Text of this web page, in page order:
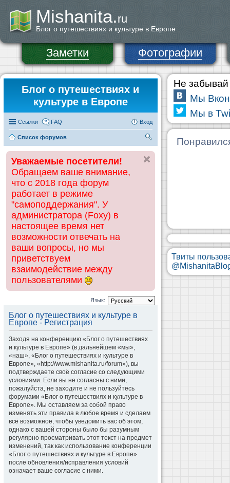
Mishanita.ru
Блог о путешествиях и культуре в Европе
Заметки Фотографии
Блог о путешествиях и
культуре в Европе
Ссылки FAQ Вход
Список форумов
ск
Уважаемые посетители!
Обращаем ваше внимание,
что с 2018 года форум
работает в режиме
"самоподдержания". У
администратора (Foxy) в
настоящее время нет
возможности отвечать на
ваши вопросы, но мы
приветствуем
взаимодействие между
пользователями
Язык:
Блог о путешествиях и культуре в
Европе - Регистрация
Заходя на конференцию «Блог о путешествиях
и культуре в Европе» (в дальнейшем «мы»,
«наш», «Блог о путешествиях и культуре в
Европе», «http://www.mishanita.ru/forum»), вы
подтверждаете своё согласие со следующими
условиями. Если вы не согласны с ними,
пожалуйста, не заходите и не пользуйтесь
форумами «Блог о путешествиях и культуре в
Европе». Мы оставляем за собой право
изменять эти правила в любое время и сделаем
всё возможное, чтобы уведомить вас об этом,
однако с вашей стороны было бы разумным
регулярно просматривать этот текст на предмет
изменений, так как использование конференции
«Блог о путешествиях и культуре в Европе»
после обновления/исправления условий
означает ваше согласие с ними.
Не забывай
Мы
Мы в
Твиты